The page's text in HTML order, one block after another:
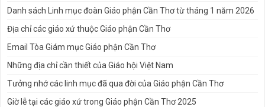
Danh sách Linh mục đoàn Giáo phận Cần Thơ từ tháng 1 năm 2026
Địa chỉ các giáo xứ thuộc Giáo phận Cần Thơ
Email Tòa Giám mục Giáo phận Cần Thơ
Những địa chỉ cần thiết của Giáo hội Việt Nam
Tưởng nhớ các linh mục đã qua đời của Giáo phận Cần Thơ
Giờ lễ tại các giáo xứ trong Giáo phận Cần Thơ 2025